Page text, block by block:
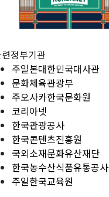
정부기관
주일본대한민국대사관
문화체육관광부
주오사카한국문화원
코리아넷
한국관광공사
한국콘텐츠진흥원
국외소재문화유산재단
한국농수산식품유통공사
주일한국교육원